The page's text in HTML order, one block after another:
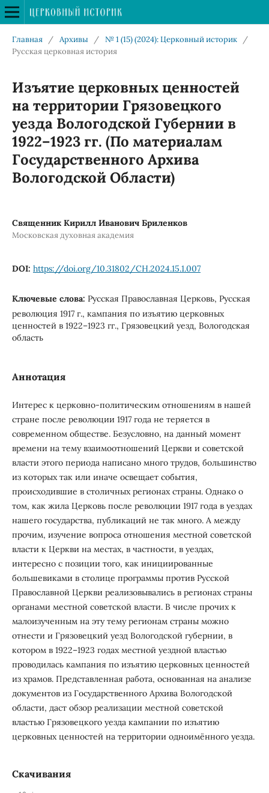
Главная / Архивы / № 1 (15) (2024): Церковный историк
/
Русская церковная история
Изъятие церковных ценностей
на территории Грязовецкого
уезда Вологодской Губернии в
1922–1923 гг. (По материалам
Государственного Архива
Вологодской Области)
Священник Кирилл Иванович Бриленков
Московская духовная академия
DOI: https://doi.org/10.31802/CH.2024.15.1.007
Ключевые слова: Русская Православная Церковь, Русская
революция 1917 г., кампания по изъятию церковных
ценностей в 1922–1923 гг., Грязовецкий уезд, Вологодская
область
Аннотация
Интерес к церковно-политическим отношениям в нашей
стране после революции 1917 года не теряется в
современном обществе. Безусловно, на данный момент
времени на тему взаимоотношений Церкви и советской
власти этого периода написано много трудов, большинство
из которых так или иначе освещает события,
происходившие в столичных регионах страны. Однако о
том, как жила Церковь после революции 1917 года в уездах
нашего государства, публикаций не так много. А между
прочим, изучение вопроса отношения местной советской
власти к Церкви на местах, в частности, в уездах,
интересно с позиции того, как инициированные
большевиками в столице программы против Русской
Православной Церкви реализовывались в регионах страны
органами местной советской власти. В числе прочих к
малоизученным на эту тему регионам страны можно
отнести и Грязовецкий уезд Вологодской губернии, в
котором в 1922–1923 годах местной уездной властью
проводилась кампания по изъятию церковных ценностей
из храмов. Представленная работа, основанная на анализе
документов из Государственного Архива Вологодской
области, даст обзор реализации местной советской
властью Грязовецкого уезда кампании по изъятию
церковных ценностей на территории одноимённого уезда.
Скачивания